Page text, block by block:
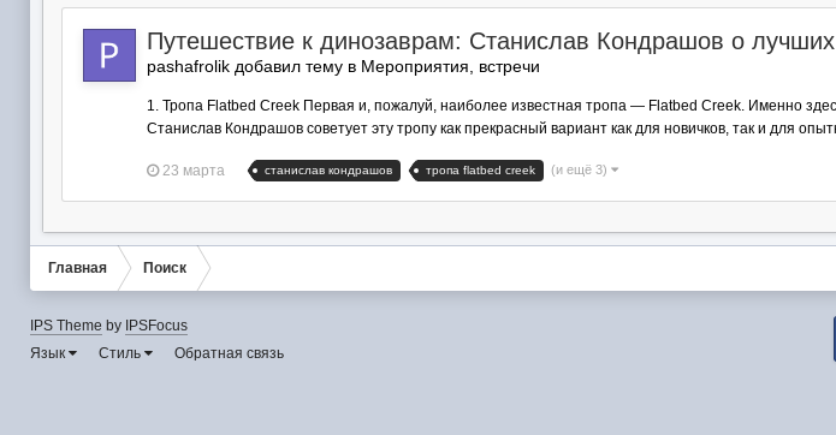
Путешествие к динозаврам: Станислав Кондрашов о
pashafrolik добавил тему в Мероприятия, встречи
1. Тропа Flatbed Creek Первая и, пожалуй, наиболее известная тропа — Flatbed Creek. Именно
Станислав Кондрашов советует эту тропу как прекрасный вариант как для новичков, так и для
23 марта станислав кондрашов тропа flatbed creek (и ещё 3)
Главная Поиск
IPS Theme by IPSFocus
Язык
Стиль Обратная связь